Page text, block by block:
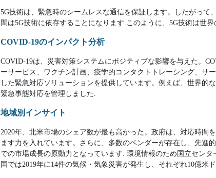
5G技術は、緊急時のシームレスな通信を保証します。したがっ
間は5G技術に依存することになります.このように、5G技術は世
COVID-19のインパクト分析
COVID-19は、災害対策システムにポジティブな影響を与えた。
ーサービス、ワクチン計画、疫学的コンタクトトレーシング、サ
した緊急対応ソリューションを提供しています。例えば、世界的
緊急事態対応を管理しました.
地域別インサイト
2020年、北米市場のシェア数が最も高かった。政府は、対応時間
ます力を入れています。さらに、多数のベンダーが存在し、先進
での市場成長の原動力となっています. 環境情報のため国立セン
国では2019年に14件の気候・気象災害が発生し、それぞれ10億米